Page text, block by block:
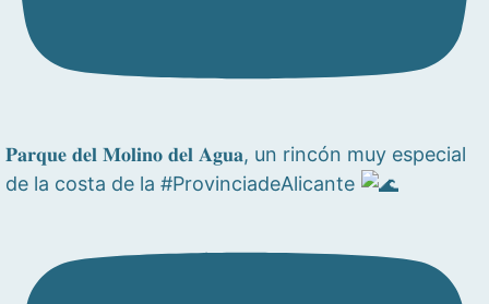
𝐏𝐚𝐫𝐪𝐮𝐞 𝐝𝐞𝐥 𝐌𝐨𝐥𝐢𝐧𝐨 𝐝𝐞𝐥 𝐀𝐠𝐮𝐚, un rincón muy especial
de la costa de la #ProvinciadeAlicante